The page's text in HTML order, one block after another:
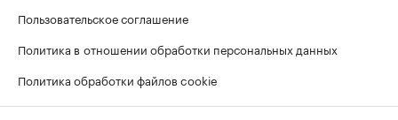
Пользовательское соглашение
Политика в отношении обработки персональных данных
Политика обработки файлов cookie